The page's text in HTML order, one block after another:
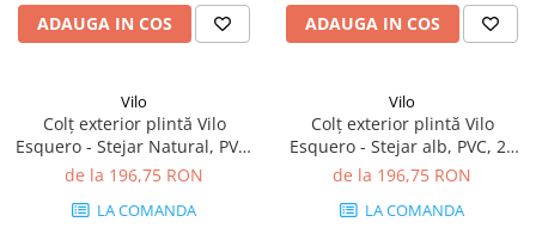
ADAUGA IN COS ADAUGA IN COS
Vilo
Colț exterior plintă Vilo
Esquero - Stejar Natural, PVC,
20 buc/cutie, compatibil
de la 196,75 RON
LA COMANDA
Vilo
Colț exterior plintă Vilo
Esquero - Stejar alb, PVC, 20
buc/cutie, compatibil plintă
de la 196,75 RON
LA COMANDA